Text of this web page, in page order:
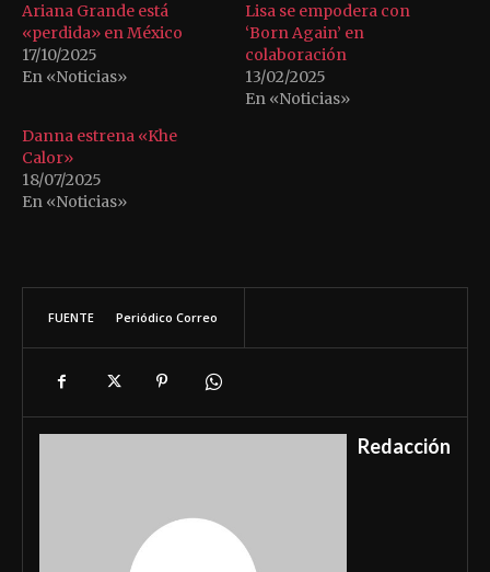
Ariana Grande está
«perdida» en México
17/10/2025
En «Noticias»
Lisa se empodera con
‘Born Again’ en
colaboración
13/02/2025
En «Noticias»
Danna estrena «Khe
Calor»
18/07/2025
En «Noticias»
FUENTE Periódico Correo
Redacción